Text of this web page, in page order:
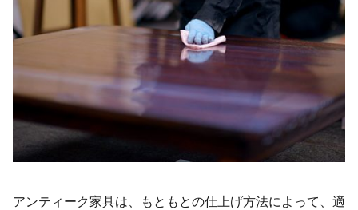
アンティーク家具は、もともとの仕上げ方法によって、適